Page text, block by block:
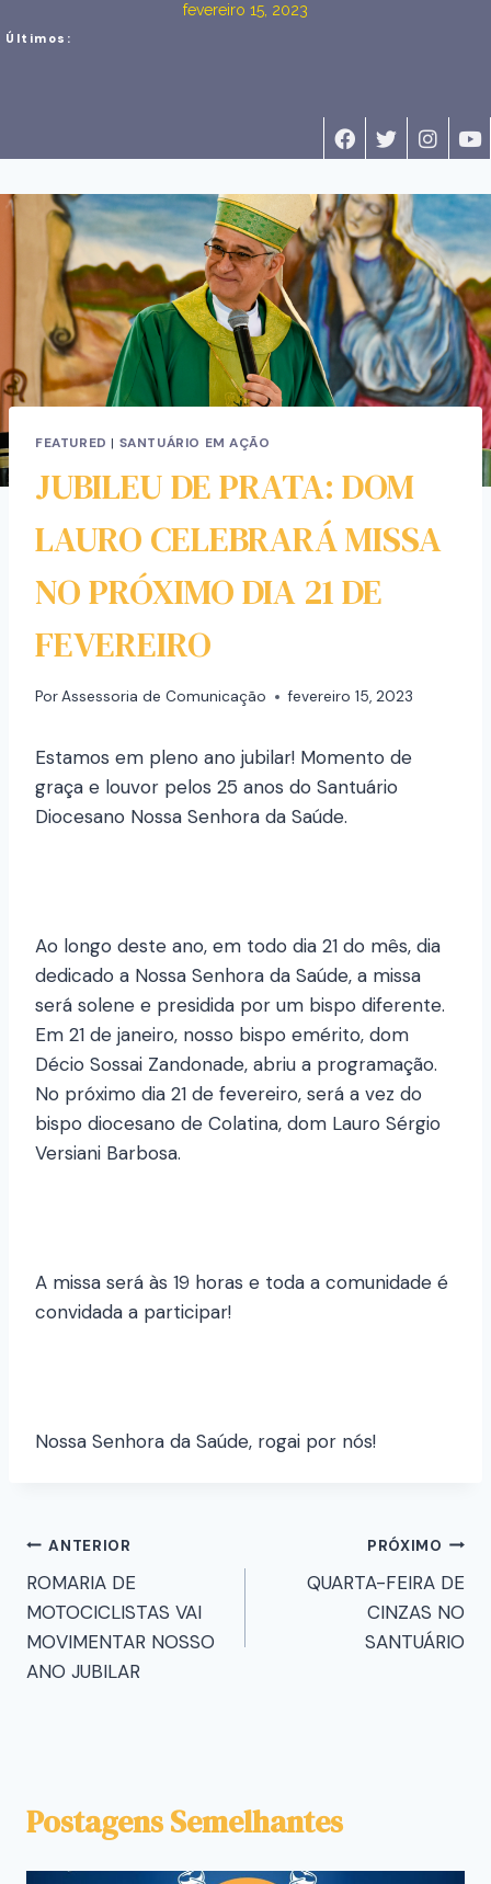
fevereiro 15, 2023
Últimos:
FEATURED | SANTUÁRIO EM AÇÃO
JUBILEU DE PRATA: DOM
LAURO CELEBRARÁ MISSA
NO PRÓXIMO DIA 21 DE
FEVEREIRO
PorAssessoria de Comunicação fevereiro 15, 2023
Estamos em pleno ano jubilar! Momento de
graça e louvor pelos 25 anos do Santuário
Diocesano Nossa Senhora da Saúde.
Ao longo deste ano, em todo dia 21 do mês, dia
dedicado a Nossa Senhora da Saúde, a missa
será solene e presidida por um bispo diferente.
Em 21 de janeiro, nosso bispo emérito, dom
Décio Sossai Zandonade, abriu a programação.
No próximo dia 21 de fevereiro, será a vez do
bispo diocesano de Colatina, dom Lauro Sérgio
Versiani Barbosa.
A missa será às 19 horas e toda a comunidade é
convidada a participar!
Nossa Senhora da Saúde, rogai por nós!
ANTERIOR
ROMARIA DE
MOTOCICLISTAS VAI
MOVIMENTAR NOSSO
ANO JUBILAR
PRÓXIMO
QUARTA-FEIRA DE
CINZAS NO
SANTUÁRIO
Postagens Semelhantes